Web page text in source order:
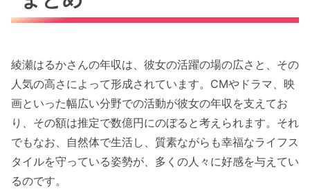
綾瀬はるかさんの年収は、彼女の活躍の場の広さと、その
人気の高さによって形成されています。CMやドラマ、映
画といった幅広い分野での活動が彼女の年収を支えてお
り、その額は推定で数億円にのぼると考えられます。それ
でもなお、自然体で生活し、質素ながらも幸福なライフス
タイルを守っている姿勢が、多くの人々に好感を与えてい
るのです。